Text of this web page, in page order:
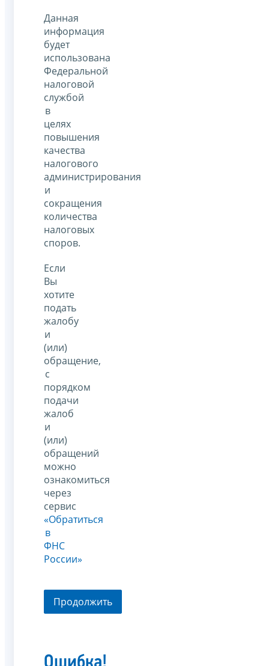
Данная
информация
будет
использована
Федеральной
налоговой
службой
в
целях
повышения
качества
налогового
администрирования
и
сокращения
количества
налоговых
споров.
Если
Вы
хотите
подать
жалобу
и
(или)
обращение,
с
порядком
подачи
жалоб
и
(или)
обращений
можно
ознакомиться
через
сервис
«Обратиться
в
ФНС
России»
Продолжить